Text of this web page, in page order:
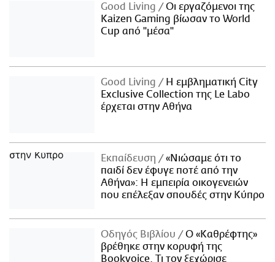
Good Living
Οι εργαζόμενοι της
Kaizen Gaming βίωσαν το World
Cup από "μέσα"
Good Living
Η εμβληματική City
Exclusive Collection της Le Labo
έρχεται στην Αθήνα
Εκπαίδευση
«Νιώσαμε ότι το
παιδί δεν έφυγε ποτέ από την
Αθήνα»: Η εμπειρία οικογενειών
που επέλεξαν σπουδές στην Κύπρο
Οδηγός Βιβλίου
Ο «Καθρέφτης»
βρέθηκε στην κορυφή της
Bookvoice. Τι τον ξεχώρισε